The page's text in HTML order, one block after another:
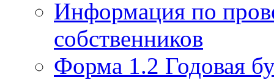
Информация по
собственников
Форма 1.2 Годовая